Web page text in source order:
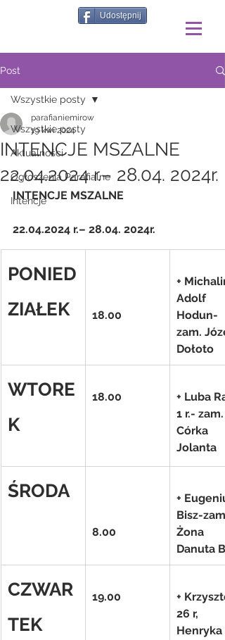
Udostępnij
Post
Wszystkie posty
Aktualności
Ogłoszenia Parafialne
Intencje
Wszystkie posty
INTENCJE MSZALNE
22.04.2024 r.– 28.04. 2024r.
parafianiemirow
19 kwi 2024
INTENCJE MSZALNE
22.04.2024 r.– 28.04. 2024r.
PONIED
ZIAŁEK
18.00
+
Adolf
Hodun-
zam.
Dołoto
WTORE
K
18.00
+ Luba
1 r.- zam.
Córka
Jolanta
ŚRODA
8.00
+
Bisz-zam.
Żona
Danuta
CZWAR
TEK
19.00
+
26 r,
Henryka